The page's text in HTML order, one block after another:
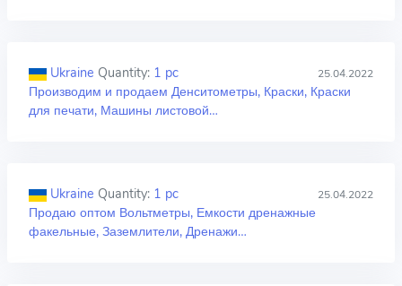
Ukraine Quantity: 1 pc 25.04.2022
Производим и продаем Денситометры, Краски, Краски
для печати, Машины листовой…
Ukraine Quantity: 1 pc 25.04.2022
Продаю оптом Вольтметры, Емкости дренажные
факельные, Заземлители, Дренажи…